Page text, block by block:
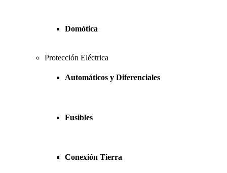
Domótica
Protección Eléctrica
Automáticos y Diferenciales
Fusibles
Conexión Tierra